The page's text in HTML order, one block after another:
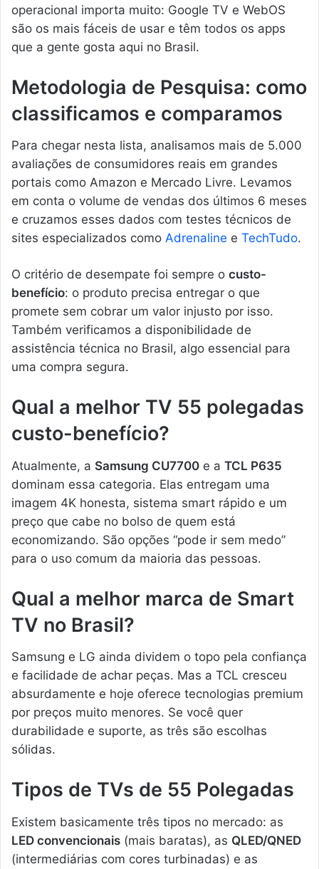
operacional importa muito: Google TV e WebOS
são os mais fáceis de usar e têm todos os apps
que a gente gosta aqui no Brasil.
Metodologia de Pesquisa: como
classificamos e comparamos
Para chegar nesta lista, analisamos mais de 5.000
avaliações de consumidores reais em grandes
portais como Amazon e Mercado Livre. Levamos
em conta o volume de vendas dos últimos 6 meses
e cruzamos esses dados com testes técnicos de
sites especializados como Adrenaline e TechTudo.
O critério de desempate foi sempre o custo-
benefício: o produto precisa entregar o que
promete sem cobrar um valor injusto por isso.
Também verificamos a disponibilidade de
assistência técnica no Brasil, algo essencial para
uma compra segura.
Qual a melhor TV 55 polegadas
custo-benefício?
Atualmente, a Samsung CU7700 e a TCL P635
dominam essa categoria. Elas entregam uma
imagem 4K honesta, sistema smart rápido e um
preço que cabe no bolso de quem está
economizando. São opções “pode ir sem medo”
para o uso comum da maioria das pessoas.
Qual a melhor marca de Smart
TV no Brasil?
Samsung e LG ainda dividem o topo pela confiança
e facilidade de achar peças. Mas a TCL cresceu
absurdamente e hoje oferece tecnologias premium
por preços muito menores. Se você quer
durabilidade e suporte, as três são escolhas
sólidas.
Tipos de TVs de 55 Polegadas
Existem basicamente três tipos no mercado: as
LED convencionais (mais baratas), as QLED/QNED
(intermediárias com cores turbinadas) e as